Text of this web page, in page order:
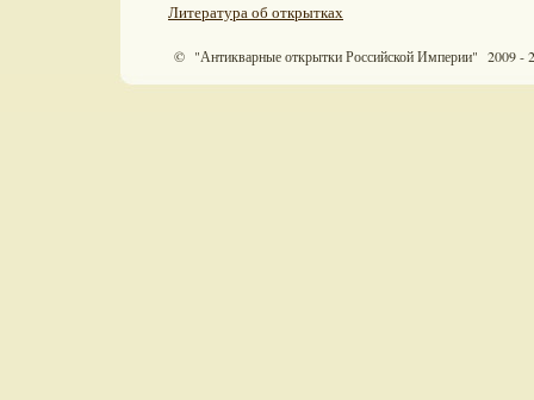
Литература об открытках
© "Антикварные открытки Российской Империи" 2009 -